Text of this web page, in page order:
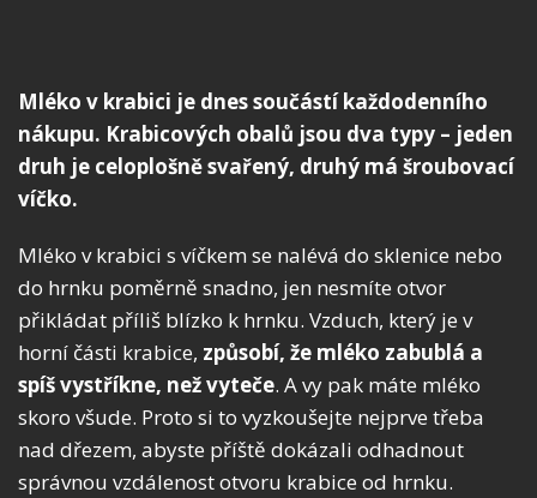
Mléko v krabici je dnes součástí každodenního
nákupu. Krabicových obalů jsou dva typy – jeden
druh je celoplošně svařený, druhý má šroubovací
víčko.
Mléko v krabici s víčkem se nalévá do sklenice nebo
do hrnku poměrně snadno, jen nesmíte otvor
přikládat příliš blízko k hrnku. Vzduch, který je v
horní části krabice, způsobí, že mléko zabublá a
spíš vystříkne, než vyteče. A vy pak máte mléko
skoro všude. Proto si to vyzkoušejte nejprve třeba
nad dřezem, abyste příště dokázali odhadnout
správnou vzdálenost otvoru krabice od hrnku.